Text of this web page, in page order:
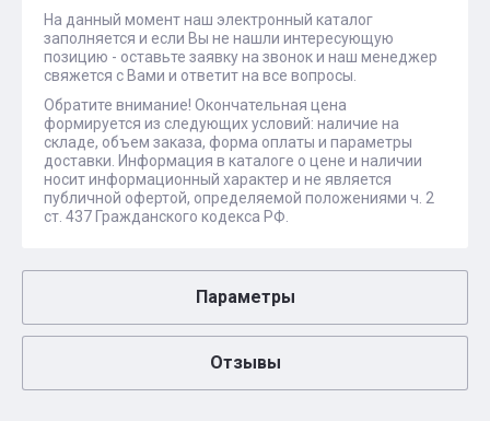
На данный момент наш электронный каталог
заполняется и если Вы не нашли интересующую
позицию - оставьте заявку на звонок и наш менеджер
свяжется с Вами и ответит на все вопросы.
Обратите внимание! Окончательная цена
формируется из следующих условий: наличие на
складе, объем заказа, форма оплаты и параметры
доставки. Информация в каталоге о цене и наличии
носит информационный характер и не является
публичной офертой, определяемой положениями ч. 2
ст. 437 Гражданского кодекса РФ.
Параметры
Отзывы